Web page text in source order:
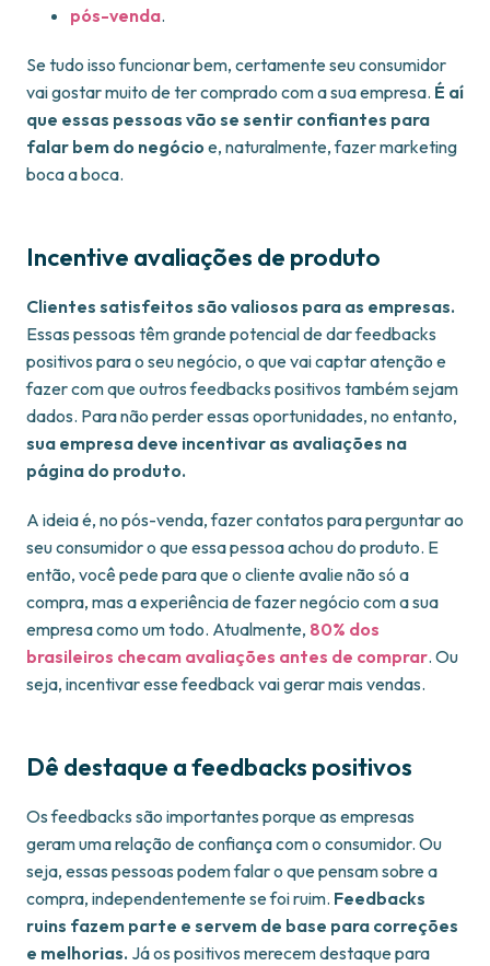
pós-venda.
Se tudo isso funcionar bem, certamente seu consumidor
vai gostar muito de ter comprado com a sua empresa. É aí
que essas pessoas vão se sentir confiantes para
falar bem do negócio e, naturalmente, fazer marketing
boca a boca.
Incentive avaliações de produto
Clientes satisfeitos são valiosos para as empresas.
Essas pessoas têm grande potencial de dar feedbacks
positivos para o seu negócio, o que vai captar atenção e
fazer com que outros feedbacks positivos também sejam
dados. Para não perder essas oportunidades, no entanto,
sua empresa deve incentivar as avaliações na
página do produto.
A ideia é, no pós-venda, fazer contatos para perguntar ao
seu consumidor o que essa pessoa achou do produto. E
então, você pede para que o cliente avalie não só a
compra, mas a experiência de fazer negócio com a sua
empresa como um todo. Atualmente, 80% dos
brasileiros checam avaliações antes de comprar. Ou
seja, incentivar esse feedback vai gerar mais vendas.
Dê destaque a feedbacks positivos
Os feedbacks são importantes porque as empresas
geram uma relação de confiança com o consumidor. Ou
seja, essas pessoas podem falar o que pensam sobre a
compra, independentemente se foi ruim. Feedbacks
ruins fazem parte e servem de base para correções
e melhorias. Já os positivos merecem destaque para